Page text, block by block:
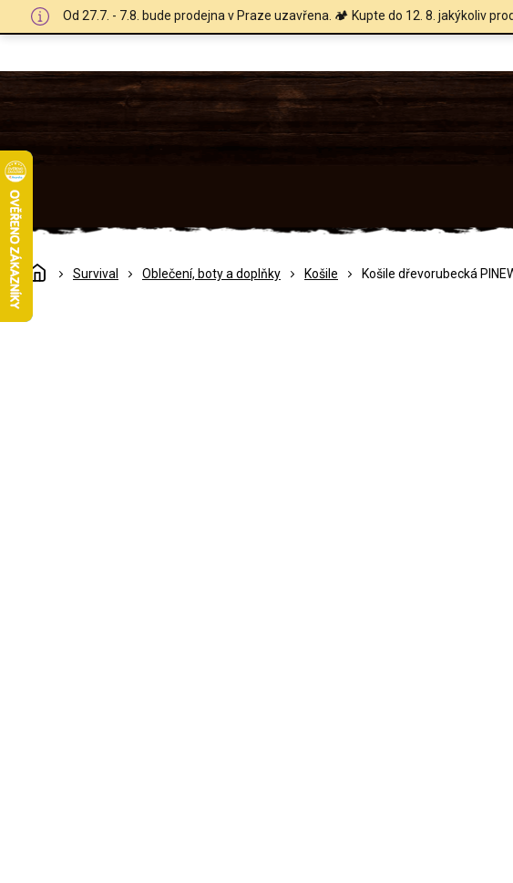
Od 27.7. - 7.8. bude prodejna v Praze uzavřena. 🏕️ Kupte do 12. 8. jakýkoliv
DomůSurvival Oblečení, boty a doplňky Košile Košile dřevorubecká